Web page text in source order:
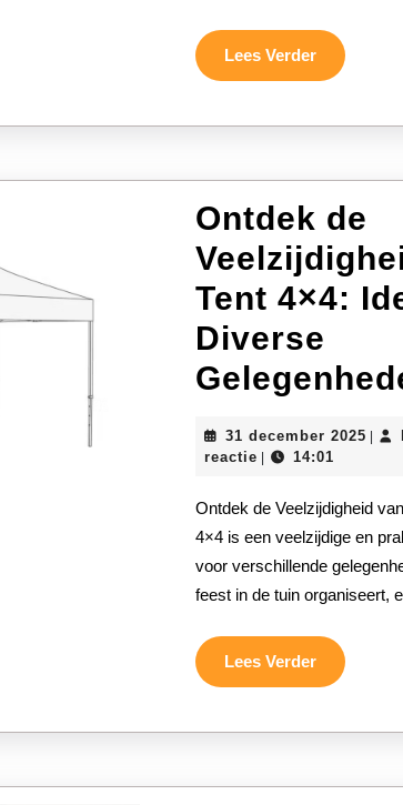
2×2!
Lees VerderLees
Verder
Ontdek de
Tent 4×4:
Diverse
31 december 202531
reactie
14:01
Ontdek de Veelzijdigheid van de Tent 4×4 De tent
4×4 is een veelzijdige en
voor verschillende
feest in de tuin organiseert,
Lees VerderLees
Verder